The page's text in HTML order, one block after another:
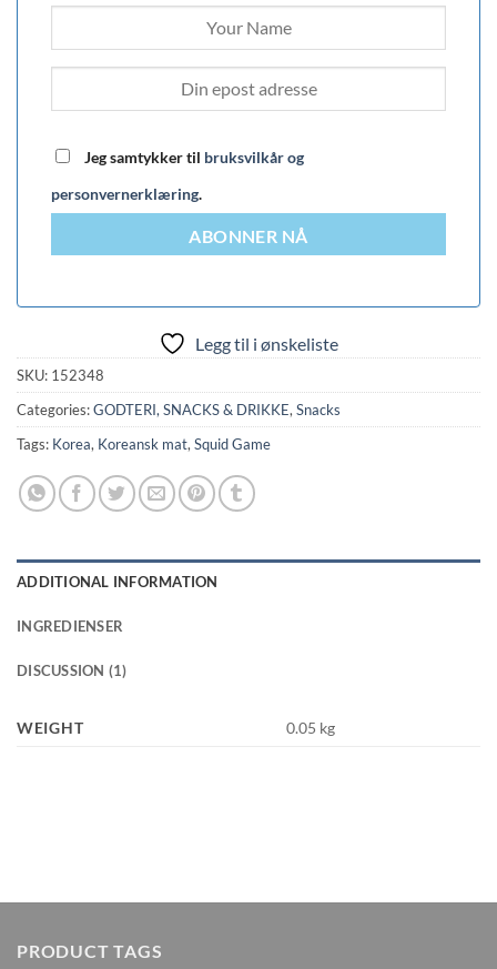
Jeg samtykker til bruksvilkår og
personvernerklæring.
ABONNER NÅ
Legg til i ønskeliste
SKU: 152348
Categories:GODTERI, SNACKS & DRIKKE, Snacks
Tags: Korea, Koreansk mat, Squid Game
ADDITIONAL INFORMATION
INGREDIENSER
DISCUSSION (1)
WEIGHT 0.05 kg
PRODUCT TAGS